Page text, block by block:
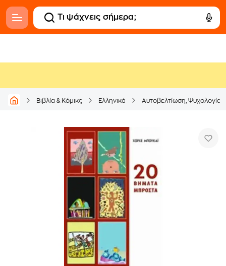
Βιβλία & Κόμικς Ελληνικά Αυτοβελτίωση, Ψυχολογία